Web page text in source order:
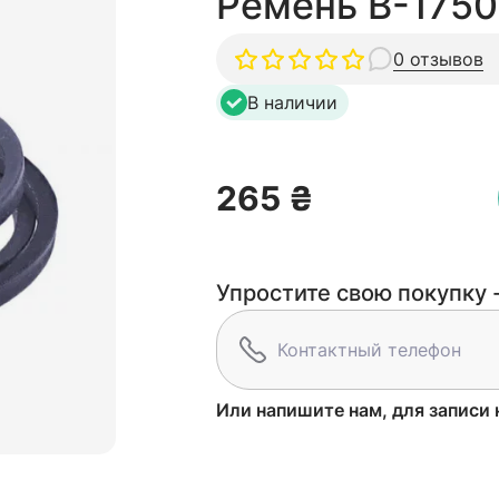
0 отзывов
В наличии
265 ₴
Упростите свою покупку
Или напишите нам, для записи